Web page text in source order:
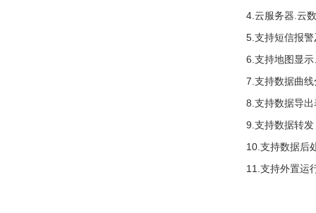
4.云服务器.云
5.支持短信报
6.支持地图显
7.支持数据曲线
8.支持数据导
9.支持数据转
10.支持数据后
11.支持外置运